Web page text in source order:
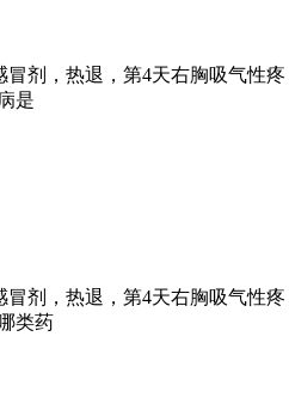
剂，热退，第4天右胸吸气性疼
是
剂，热退，第4天右胸吸气性疼
类药